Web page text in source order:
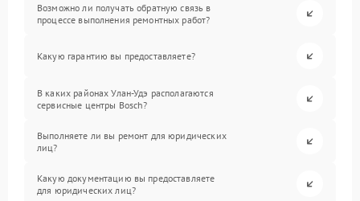
Возможно ли получать обратную связь в
процессе выполнения ремонтных работ?
Какую гарантию вы предоставляете?
В каких районах Улан-Удэ располагаются
сервисные центры Bosch?
Выполняете ли вы ремонт для юридических
лиц?
Какую документацию вы предоставляете
для юридических лиц?